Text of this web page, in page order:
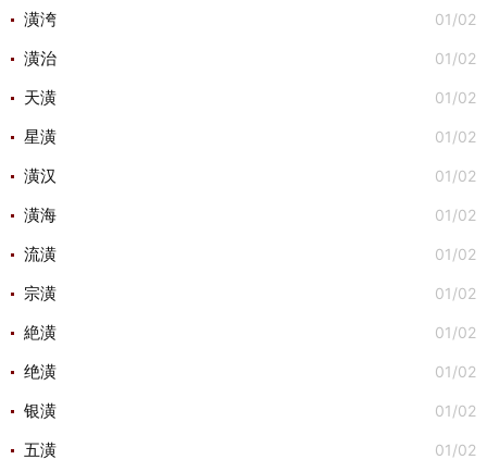
01/02
潢洿
01/02
潢治
01/02
天潢
01/02
星潢
01/02
潢汉
01/02
潢海
01/02
流潢
01/02
宗潢
01/02
絶潢
01/02
绝潢
01/02
银潢
01/02
五潢